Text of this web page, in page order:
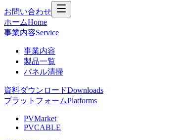
お問い合わせ
ホームHome
事業内容Service
事業内容
製品一覧
パネル清掃
資料ダウンロードDownloads
プラットフォームPlatforms
PVMarket
PVCABLE